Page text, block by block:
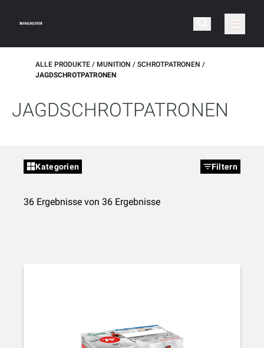
ALLE PRODUKTE MUNITION
SCHROTPATRONEN
JAGDSCHROTPATRONEN
JAGDSCHROTPATRONEN
Kategorien Filtern
36 Ergebnisse von 36 Ergebnisse